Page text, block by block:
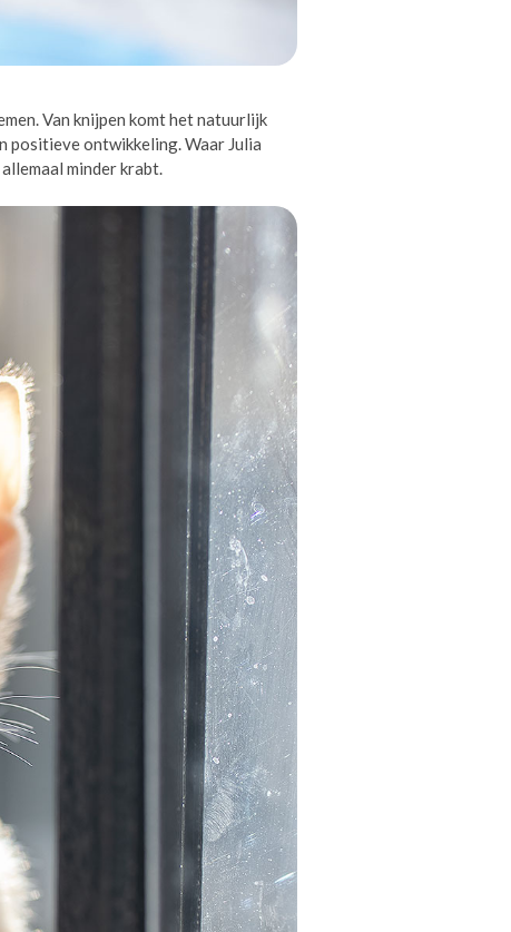
Van knijpen komt het natuurlijk
positieve ontwikkeling. Waar Julia
minder krabt.